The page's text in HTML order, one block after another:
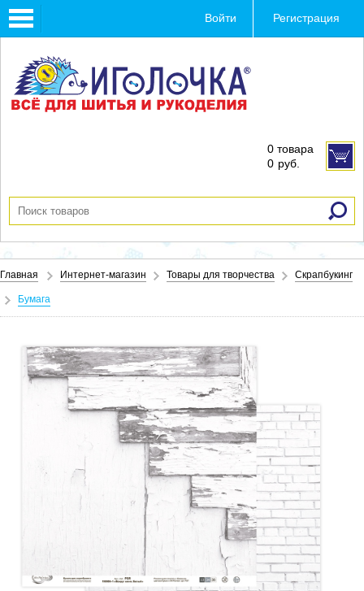
Toggle
navigation
Войти Регистрация
0 товара
0 руб.
Главная Интернет-магазин Товары для творчества Скрапбукинг
Бумага